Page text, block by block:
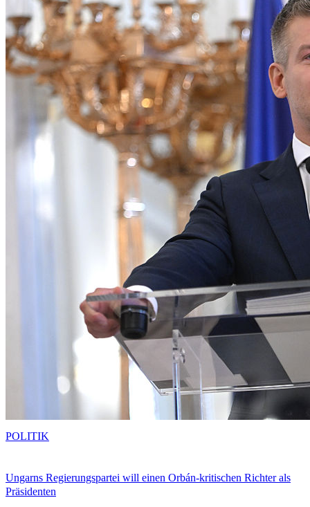
Ungarns Regierungspartei will einen Orbán-kritischen Richter als
Präsidenten
POLITIK